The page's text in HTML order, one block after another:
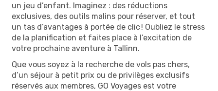
un jeu d’enfant. Imaginez : des réductions
exclusives, des outils malins pour réserver, et tout
un tas d’avantages à portée de clic ! Oubliez le stress
de la planification et faites place à l’excitation de
votre prochaine aventure à Tallinn.
Que vous soyez à la recherche de vols pas chers,
d’un séjour à petit prix ou de privilèges exclusifs
réservés aux membres, GO Voyages est votre